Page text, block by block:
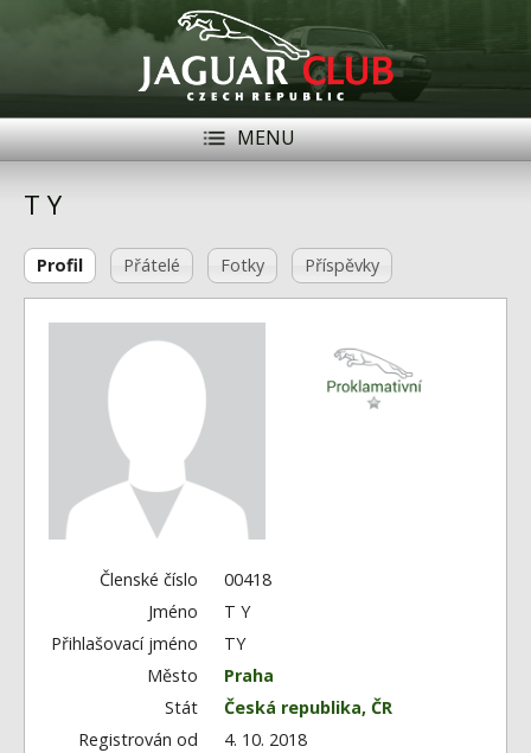
MENU
Modely Jaguar
Naše vozy
Fórum
T Y
Profil Přátelé Fotky Příspěvky
Členské číslo
00418
Jméno
T Y
Přihlašovací jméno
TY
Město
Praha
Stát
Česká republika, ČR
Registrován od
4. 10. 2018